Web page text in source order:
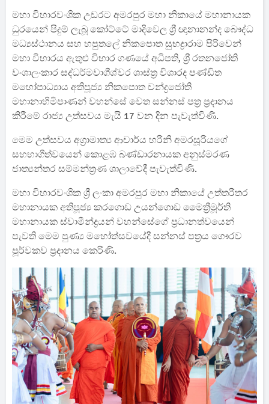
මහා විහාරවංශික උඩරට අමරපුර මහා නිකායේ මහානායක
ධුරයෙන් පිදුම් ලැබූ කෝට්ටේ මාදිවෙල ශ්‍රී ඥානානන්ද බෞද්ධ
මධ්‍යස්ථානය සහ හපුතලේ නිකපොත සුභද්‍රාරාම පිරිවෙන්
මහා විහාරය ඇතුළු විහාර ගණයේ අධිපති, ශ්‍රී රතනජෝති
වංශාලංකාර සද්ධර්මවාගීශ්වර ශාස්ත්‍ර විශාරද පණ්ඩිත
මහෝපාධ්‍යාය අතිපූජ්‍ය නිකපොත චන්ද්‍රජෝති
මහානාහිමිපාණන් වහන්සේ වෙත සන්නස් පත්‍ර ප්‍රදානය
කිරීමේ රාජ්‍ය උත්සවය මැයි 17 වන දින පැවැත්විණි.
මෙම උත්සවය අග්‍රාමාත්‍ය ආචාර්ය හරිනි අමරසූරියගේ
සහභාගීත්වයෙන් කොළඹ බණ්ඩාරනායක අනුස්මරණ
ජාත්‍යන්තර සම්මන්ත්‍රණ ශාලාවේදී පැවැත්විණි.
මහා විහාරවංශික ශ්‍රී ලංකා අමරපුර මහා නිකායේ උත්තරීතර
මහානායක අතිපූජ්‍ය කරගොඩ උයන්ගොඩ මෛත්‍රීමූර්ති
මහානායක ස්වාමීන්ද්‍රයන් වහන්සේගේ ප්‍රධානත්වයෙන්
පැවති මෙම පුණ්‍ය මහෝත්සවයේදී සන්නස් පත්‍රය ගෞරව
පූර්වකව ප්‍රදානය කෙරිණි.